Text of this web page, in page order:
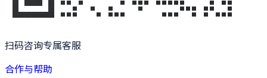
扫码咨询专属客服
合作与帮助